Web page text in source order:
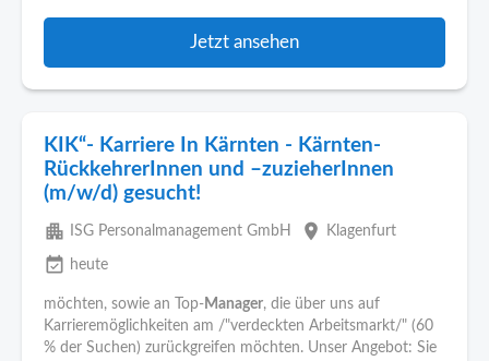
Jetzt ansehen
KIK“- Karriere In Kärnten - Kärnten-
RückkehrerInnen und –zuzieherInnen
(m/w/d) gesucht!
apartment ISG Personalmanagement GmbH place Klagenfurt
event_available heute
möchten, sowie an Top-Manager, die über uns auf
Karrieremöglichkeiten am /"verdeckten Arbeitsmarkt/" (60
% der Suchen) zurückgreifen möchten. Unser Angebot: Sie